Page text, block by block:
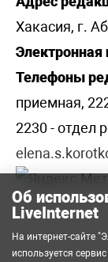
Хакасия, г.
Электронная
Телефоны
приемная,
2230 - отдел
Об
LiveInternet
На интернет-сайте
используется